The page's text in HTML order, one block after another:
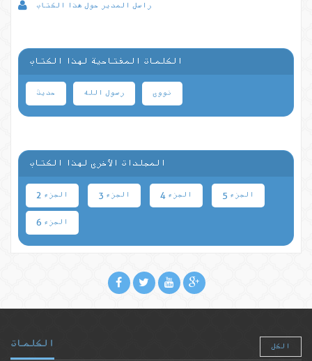
راسل المدير حول هذا الكتاب
الكلمات المفتاحية لهذا الكتاب
حدیث رسول الله نووی
المجلدات الأخرى لهذا الكتاب
الجزء 2 الجزء 3 الجزء 4 الجزء 5
الجزء 6
الكلمات الكل